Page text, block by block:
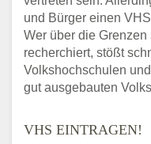
und Bürger einen
Wer über die
recherchiert, stößt
Volkshochschulen
gut ausgebauten
VHS EINTRAGEN!